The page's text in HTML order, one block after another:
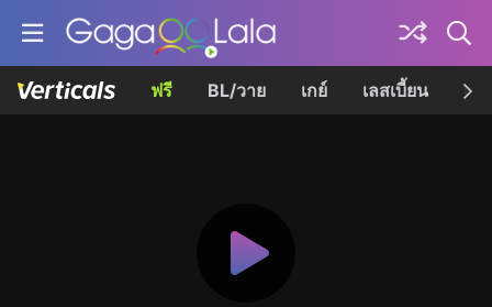
ฟรี BL/วาย เกย์ เลสเบี้ยน เค